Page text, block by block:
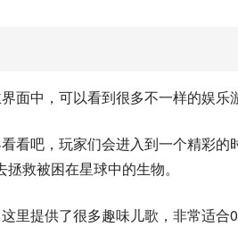
面中，可以看到很多不一样的娱乐
看吧，玩家们会进入到一个精彩
救被困在星球中的生物。
里提供了很多趣味儿歌，非常适合